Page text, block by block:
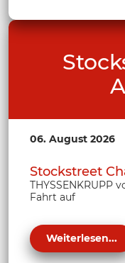
06. August 2026
Stockstreet
THYSSENKRUPP
Fahrt auf
Weiterlesen...